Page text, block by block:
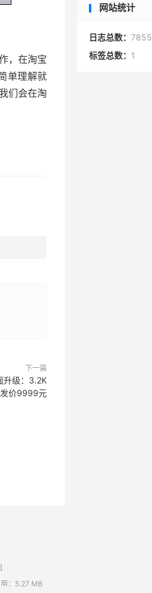
，在淘宝
单理解就
们会在淘
下一篇
升级：3.2K
价9999元
网站统计
日志总数： 7855
标签总数： 1
：5.27 MB